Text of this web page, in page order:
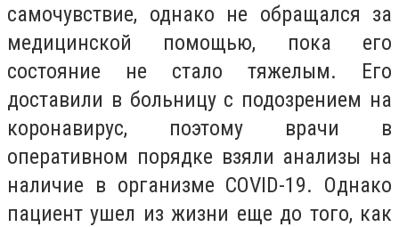
самочувствие, однако не обращался за
медицинской помощью, пока его
состояние не стало тяжелым. Его
доставили в больницу с подозрением на
коронавирус, поэтому врачи в
оперативном порядке взяли анализы на
наличие в организме COVID-19. Однако
пациент ушел из жизни еще до того, как